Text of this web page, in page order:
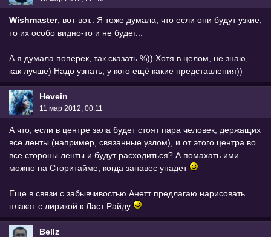
Wishmaster, вот-вот.. Я тоже думала, что если они будут узкие,
то их особо видно-то и не будет...
А я думала поперек, так сказать %)) Хотя в целом, не знаю,
как лучше) Надо узнать, у кого ещё какие представления))
Hevein
11 мар 2012, 00:11
А что, если в центре зала будет стоят пара человек, держащих
все ленты (например, связанные узлом), и от этого центра во
все стороны ленты и будут расходиться? А помахать ими
можно на Сторитайме, когда занавес упадет
Еще в связи с забывчивостью Анетт предлагаю нарисовать
плакат с лирикой к Ласт Райду
Bellz